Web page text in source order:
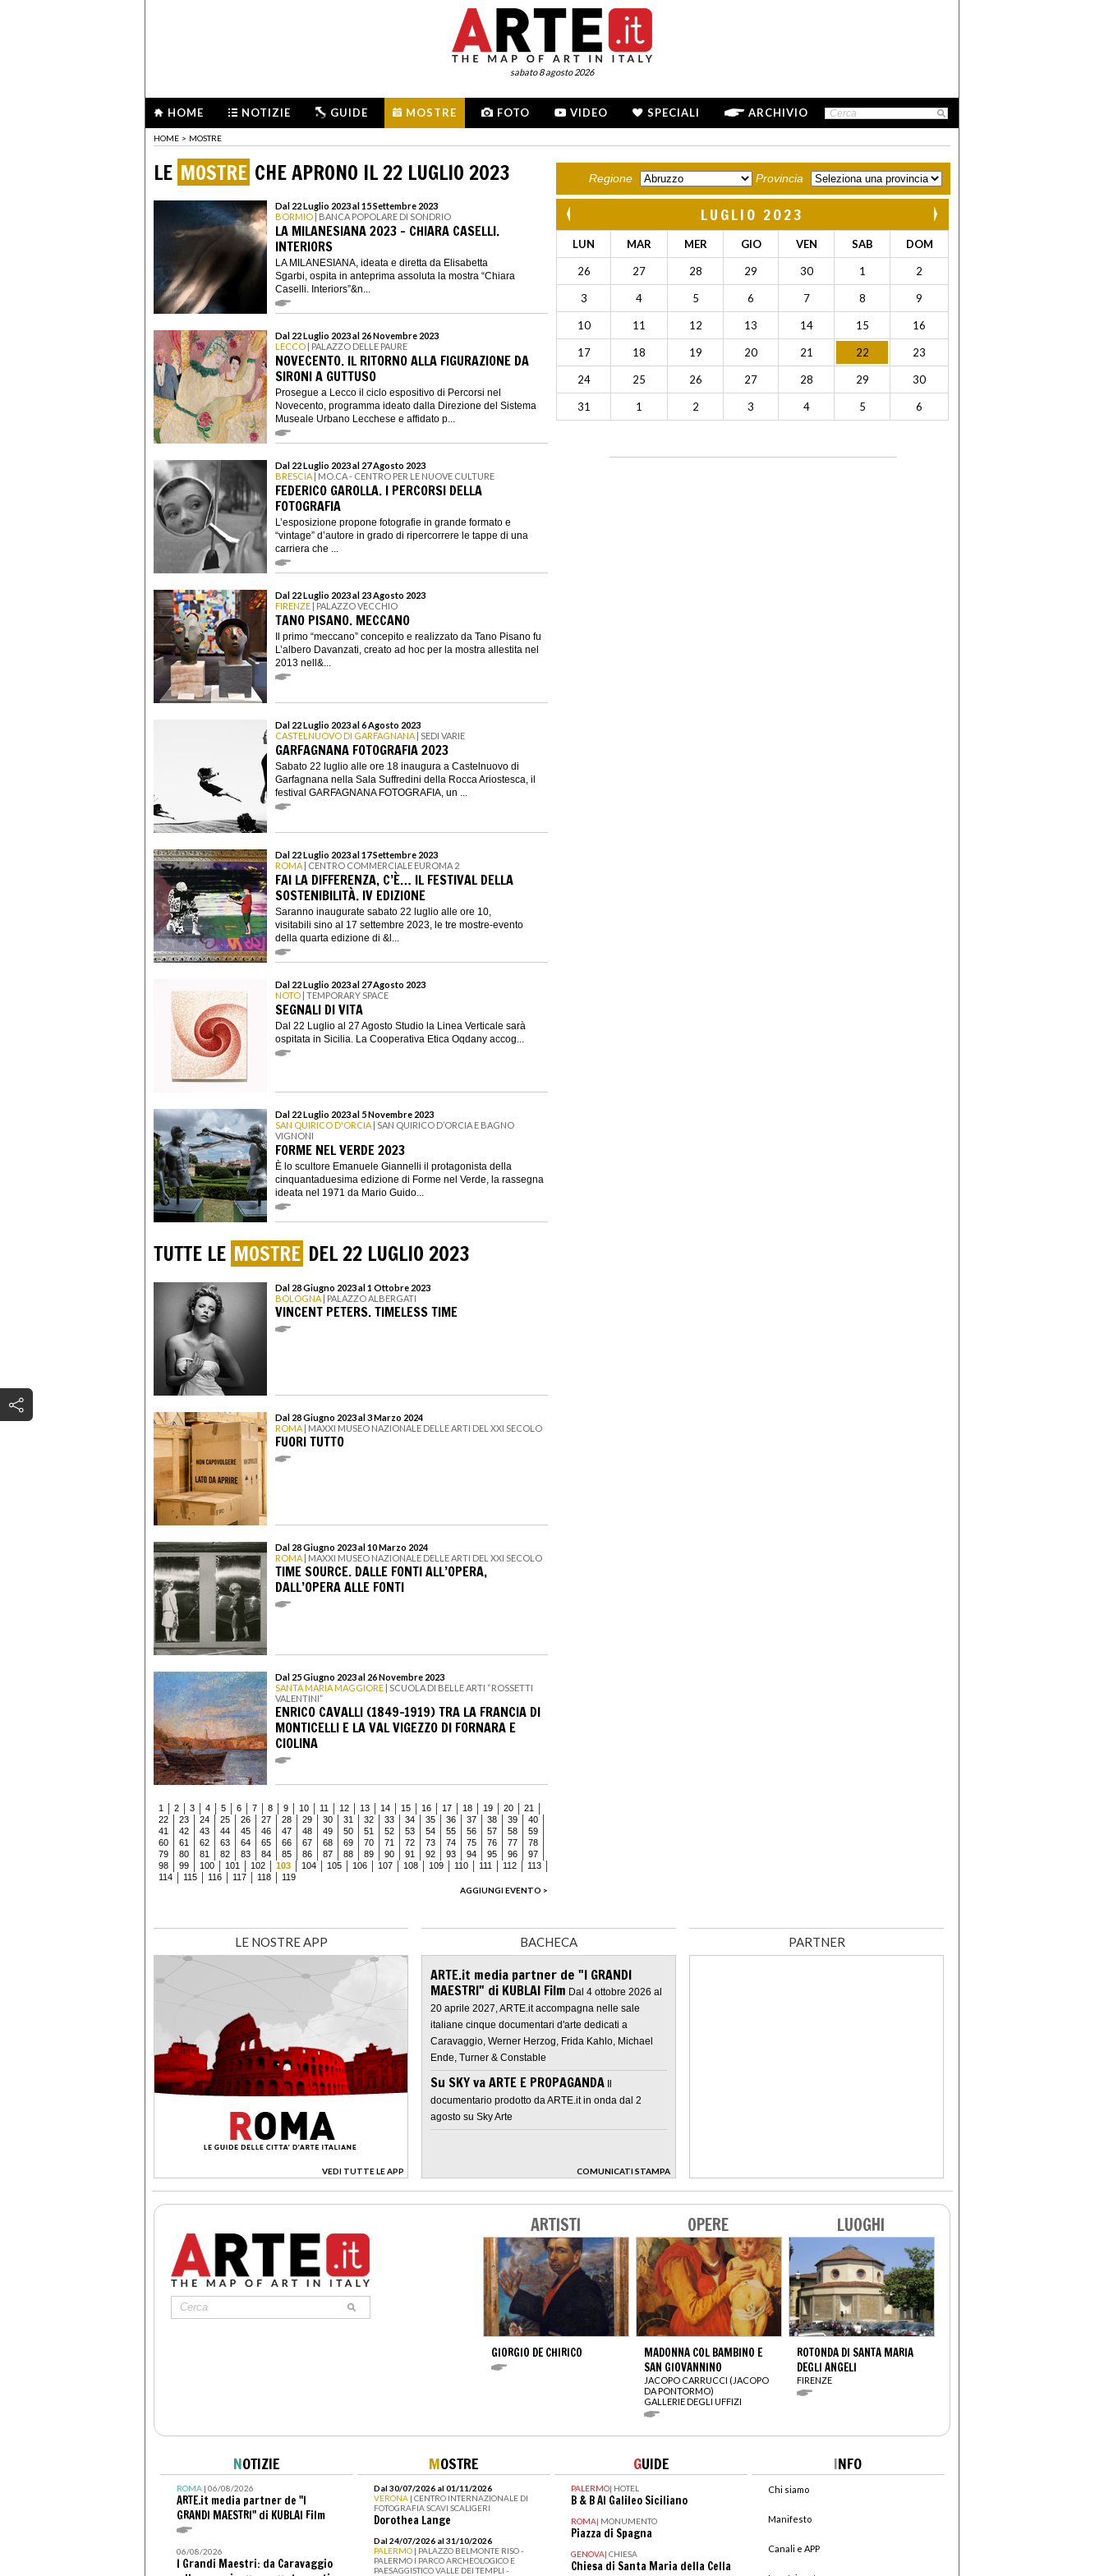
sabato 8 agosto 2026
HOME NOTIZIE GUIDE MOSTRE FOTO VIDEO SPECIALI ARCHIVIO
HOME > MOSTRE
LE MOSTRE CHE APRONO IL 22 LUGLIO 2023
Dal 22 Luglio 2023 al 15 Settembre 2023
BORMIO | BANCA POPOLARE DI SONDRIO
LA MILANESIANA 2023 - CHIARA CASELLI.
INTERIORS
LA MILANESIANA, ideata e diretta da Elisabetta
Sgarbi, ospita in anteprima assoluta la mostra “Chiara
Caselli. Interiors”&n...
Dal 22 Luglio 2023 al 26 Novembre 2023
LECCO | PALAZZO DELLE PAURE
NOVECENTO. IL RITORNO ALLA FIGURAZIONE DA
SIRONI A GUTTUSO
Prosegue a Lecco il ciclo espositivo di Percorsi nel
Novecento, programma ideato dalla Direzione del Sistema
Museale Urbano Lecchese e affidato p...
Dal 22 Luglio 2023 al 27 Agosto 2023
BRESCIA | MO.CA - CENTRO PER LE NUOVE CULTURE
FEDERICO GAROLLA. I PERCORSI DELLA
FOTOGRAFIA
L’esposizione propone fotografie in grande formato e
“vintage” d’autore in grado di ripercorrere le tappe di una
carriera che ...
Dal 22 Luglio 2023 al 23 Agosto 2023
FIRENZE | PALAZZO VECCHIO
TANO PISANO. MECCANO
Il primo “meccano” concepito e realizzato da Tano Pisano fu
L’albero Davanzati, creato ad hoc per la mostra allestita nel
2013 nell&...
Dal 22 Luglio 2023 al 6 Agosto 2023
CASTELNUOVO DI GARFAGNANA | SEDI VARIE
GARFAGNANA FOTOGRAFIA 2023
Sabato 22 luglio alle ore 18 inaugura a Castelnuovo di
Garfagnana nella Sala Suffredini della Rocca Ariostesca, il
festival GARFAGNANA FOTOGRAFIA, un ...
Dal 22 Luglio 2023 al 17 Settembre 2023
ROMA | CENTRO COMMERCIALE EUROMA 2
FAI LA DIFFERENZA, C’È… IL FESTIVAL DELLA
SOSTENIBILITÀ. IV EDIZIONE
Saranno inaugurate sabato 22 luglio alle ore 10,
visitabili sino al 17 settembre 2023, le tre mostre-evento
della quarta edizione di &l...
Dal 22 Luglio 2023 al 27 Agosto 2023
NOTO | TEMPORARY SPACE
SEGNALI DI VITA
Dal 22 Luglio al 27 Agosto Studio la Linea Verticale sarà
ospitata in Sicilia. La Cooperativa Etica Oqdany accog...
Dal 22 Luglio 2023 al 5 Novembre 2023
SAN QUIRICO D'ORCIA | SAN QUIRICO D’ORCIA E BAGNO
VIGNONI
FORME NEL VERDE 2023
È lo scultore Emanuele Giannelli il protagonista della
cinquantaduesima edizione di Forme nel Verde, la rassegna
ideata nel 1971 da Mario Guido...
TUTTE LE MOSTRE DEL 22 LUGLIO 2023
Dal 28 Giugno 2023 al 1 Ottobre 2023
BOLOGNA | PALAZZO ALBERGATI
VINCENT PETERS. TIMELESS TIME
Dal 28 Giugno 2023 al 3 Marzo 2024
ROMA | MAXXI MUSEO NAZIONALE DELLE ARTI DEL XXI SECOLO
FUORI TUTTO
Dal 28 Giugno 2023 al 10 Marzo 2024
ROMA | MAXXI MUSEO NAZIONALE DELLE ARTI DEL XXI SECOLO
TIME SOURCE. DALLE FONTI ALL’OPERA,
DALL’OPERA ALLE FONTI
Dal 25 Giugno 2023 al 26 Novembre 2023
SANTA MARIA MAGGIORE | SCUOLA DI BELLE ARTI “ROSSETTI
VALENTINI”
ENRICO CAVALLI (1849-1919) TRA LA FRANCIA DI
MONTICELLI E LA VAL VIGEZZO DI FORNARA E
CIOLINA
1 2 3 4 5 6 7 8 9 10 11 12 13 14 15 16 17 18 19 20
21
22
23 24 25 26 27 28 29 30 31 32 33 34 35 36 37 38 39
40
41
42 43 44 45 46 47 48 49 50 51 52 53 54 55 56 57 58
59
60
61 62 63 64 65 66 67 68 69 70 71 72 73 74 75 76 77
78
79
80 81 82 83 84 85 86 87 88 89 90 91 92 93 94 95 96
97
98
99 100 101 102 103 104 105 106 107 108 109 110 111 112
113
114
115 116 117 118
119
AGGIUNGI EVENTO >
Regione Provincia
LUGLIO 2023
LUN MAR MER GIO VEN SAB DOM
26 27 28 29 30 1 2
3 4 5 6 7 8 9
10 11 12 13 14 15 16
17 18 19 20 21 22 23
24 25 26 27 28 29 30
31 1 2 3 4 5 6
LE NOSTRE APP
VEDI TUTTE LE APP
>
BACHECA
ARTE.it media partner de "I GRANDI
MAESTRI" di KUBLAI Film Dal 4 ottobre 2026 al
20 aprile 2027, ARTE.it accompagna nelle sale
italiane cinque documentari d'arte dedicati a
Caravaggio, Werner Herzog, Frida Kahlo, Michael
Ende, Turner & Constable
Su SKY va ARTE E PROPAGANDA Il
documentario prodotto da ARTE.it in onda dal 2
agosto su Sky Arte
COMUNICATI STAMPA
>
PARTNER
ARTISTI
GIORGIO DE CHIRICO
OPERE
MADONNA COL BAMBINO E
SAN GIOVANNINO
JACOPO CARRUCCI (JACOPO
DA PONTORMO)
GALLERIE DEGLI UFFIZI
LUOGHI
ROTONDA DI SANTA MARIA
DEGLI ANGELI
FIRENZE
NOTIZIE
ROMA| 06/08/2026
ARTE.it media partner de "I
GRANDI MAESTRI" di KUBLAI Film
06/08/2026
I Grandi Maestri: da Caravaggio
MOSTRE
Dal 30/07/2026 al 01/11/2026
VERONA | CENTRO INTERNAZIONALE DI
FOTOGRAFIA SCAVI SCALIGERI
Dorothea Lange
Dal 24/07/2026 al 31/10/2026
PALERMO | PALAZZO BELMONTE RISO -
PALERMO I PARCO ARCHEOLOGICO E
PAESAGGISTICO VALLE DEI TEMPLI -
GUIDE
PALERMO| HOTEL
B & B Al Galileo Siciliano
ROMA| MONUMENTO
Piazza di Spagna
GENOVA| CHIESA
Chiesa di Santa Maria della Cella
INFO
Chi siamo
Manifesto
Canali e APP